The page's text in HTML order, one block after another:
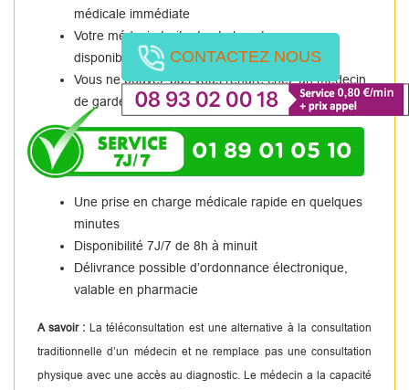
CONTACTEZ NOUS
médicale immédiate
Votre médecin traitant est absent ou non
disponible.
Vous ne pouvez pas vous rendre chez un médecin
de garde.
01 89 01 05 10
Une prise en charge médicale rapide en quelques
minutes
Disponibilité 7J/7 de 8h à minuit
Délivrance possible d’ordonnance électronique,
valable en pharmacie
A savoir : La téléconsultation est une alternative à la consultation
traditionnelle d’un médecin et ne remplace pas une consultation
physique avec une accès au diagnostic. Le médecin a la capacité